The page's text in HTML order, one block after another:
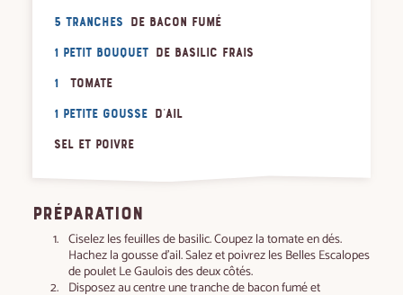
5 tranches de bacon fumé
1 petit bouquet de basilic frais
1 tomate
1 petite gousse d'ail
Sel et poivre
PRÉPARATION
Ciselez les feuilles de basilic. Coupez la tomate en dés.
Hachez la gousse d’ail. Salez et poivrez les Belles Escalopes
de poulet Le Gaulois des deux côtés.
Disposez au centre une tranche de bacon fumé et